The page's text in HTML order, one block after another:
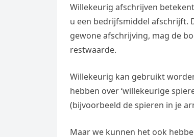
Willekeurig afschrijven
u een bedrijfsmiddel afschrijft.
gewone afschrijving, mag de
restwaarde.
Willekeurig kan gebruikt
hebben over ‘willekeurige
(bijvoorbeeld de spieren in je
Maar we kunnen het ook